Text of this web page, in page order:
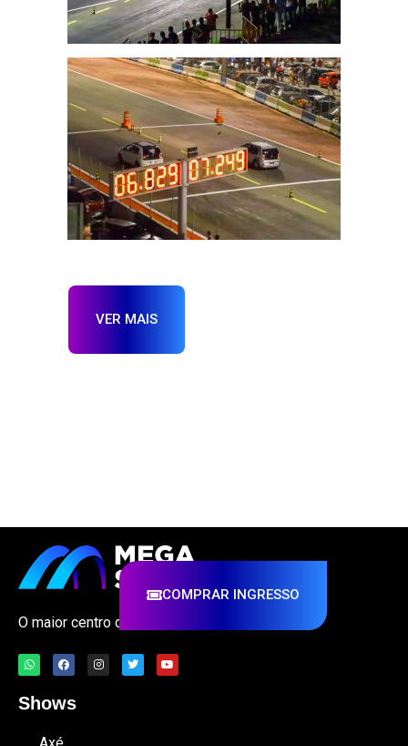
VER MAIS
O maior centro de eventos multiuso do país!
Shows
COMPRAR INGRESSO